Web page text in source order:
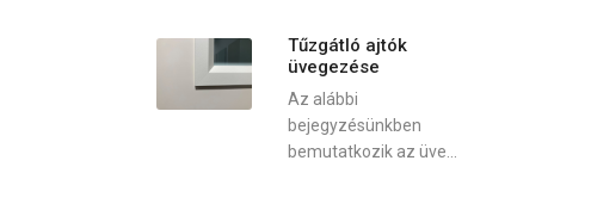
Tűzgátló ajtók
üvegezése
Az alábbi
bejegyzésünkben
bemutatkozik az üve...